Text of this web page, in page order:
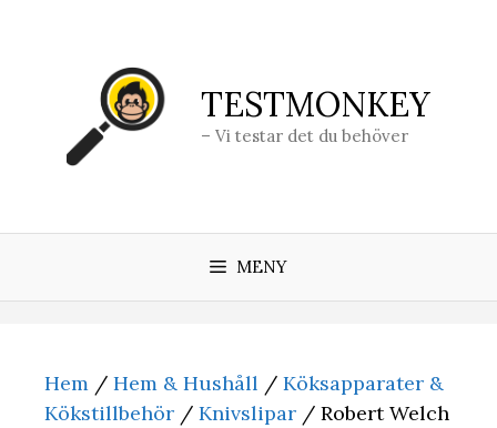
TESTMONKEY
– Vi testar det du behöver
MENY
Hem / Hem & Hushåll / Köksapparater &
Kökstillbehör / Knivslipar / Robert Welch